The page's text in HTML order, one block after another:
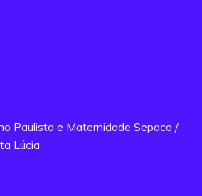
Paulista e Maternidade Sepaco /
Lúcia